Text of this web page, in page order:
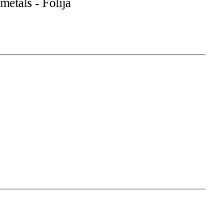
- Folija